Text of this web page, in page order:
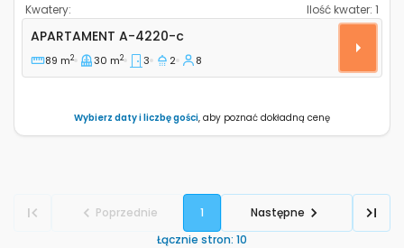
Kwatery:
Ilość kwater: 1
Trzypokojowy apartament Zablace, Sibenik A-4220-c
APARTAMENT A-4220-c
89 m2 30 m2 3 2 8
Wybierz daty i liczbę gości, aby poznać dokładną cenę
Poprzednie 1
Następne
Łącznie stron: 10